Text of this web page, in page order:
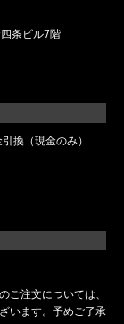
条ビル7階
換（現金のみ）
注文については、
います。予めご了承